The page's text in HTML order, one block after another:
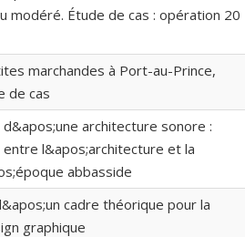
modéré. Étude de cas : opération 20
marchandes à Port-au-Prince,
de cas
architecture sonore :
entre l&apos;architecture et la
abbasside
cadre théorique pour la
graphique